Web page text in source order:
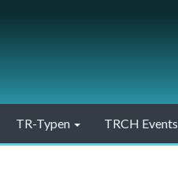
TR-Typen TRCH Events